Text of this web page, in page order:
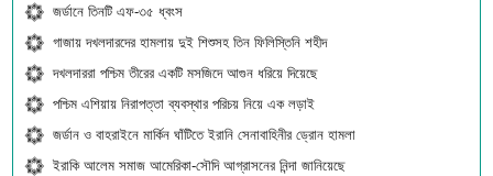
জর্ডানে তিনটি এফ-৩৫ ধ্বংস
গাজায় দখলদারদের হামলায় দুই শিশুসহ তিন ফিলিস্তিনি শহীদ
দখলদাররা পশ্চিম তীরের একটি মসজিদে আগুন ধরিয়ে দিয়েছে
পশ্চিম এশিয়ায় নিরাপত্তা ব্যবস্থার পরিচয় নিয়ে এক লড়াই
জর্ডান ও বাহরাইনে মার্কিন ঘাঁটিতে ইরানি সেনাবাহিনীর ড্রোন হামলা
ইরাকি আলেম সমাজ আমেরিকা-সৌদি আগ্রাসনের নিন্দা জানিয়েছে